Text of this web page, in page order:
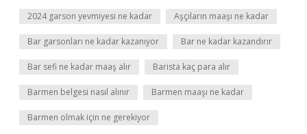
2024 garson yevmiyesi ne kadar Aşçıların maaşı ne kadar
Bar garsonları ne kadar kazanıyor Bar ne kadar kazandırır
Bar sefi ne kadar maaş alır Barista kaç para alır
Barmen belgesi nasıl alınır Barmen maaşı ne kadar
Barmen olmak için ne gerekiyor